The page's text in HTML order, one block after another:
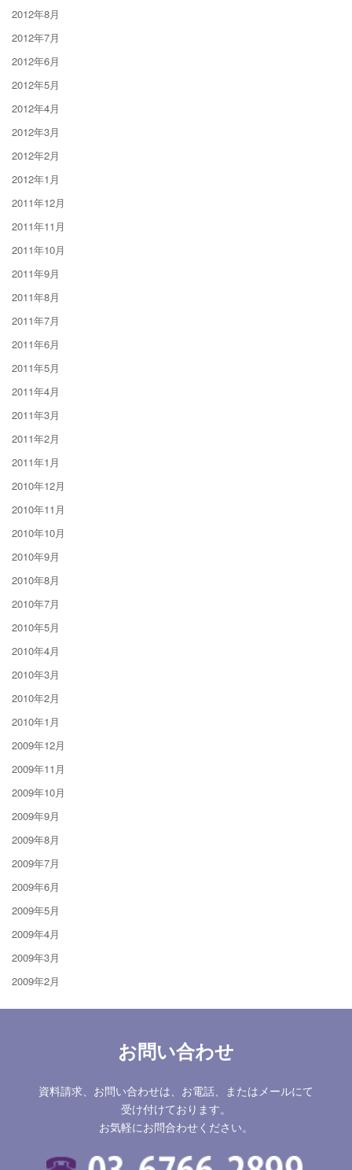
2012年8月
2012年7月
2012年6月
2012年5月
2012年4月
2012年3月
2012年2月
2012年1月
2011年12月
2011年11月
2011年10月
2011年9月
2011年8月
2011年7月
2011年6月
2011年5月
2011年4月
2011年3月
2011年2月
2011年1月
2010年12月
2010年11月
2010年10月
2010年9月
2010年8月
2010年7月
2010年5月
2010年4月
2010年3月
2010年2月
2010年1月
2009年12月
2009年11月
2009年10月
2009年9月
2009年8月
2009年7月
2009年6月
2009年5月
2009年4月
2009年3月
2009年2月
お問い合わせ
資料請求、お問い合わせは、お電話、またはメールにて
受け付けております。
お気軽にお問合わせください。